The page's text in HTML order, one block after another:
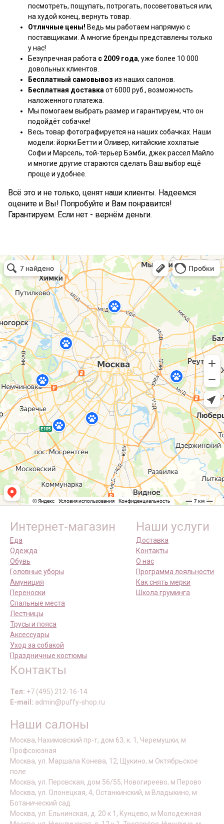
посмотреть, пощупать, потрогать, посоветоваться или,
на худой конец, вернуть товар.
Отличные цены! Ведь мы работаем напрямую с
поставщиками. А многие бренды представлены только
у нас!
Безупречная работа с 2009 года, уже более 10 000
довольных клиентов.
Бесплатный самовывоз из наших салонов.
Бесплатная доставка от 6000 руб., возможность
наложенного платежа.
Мы помогаем выбрать размер и гарантируем, что он
подойдёт собачке!
Весь товар фотографируется на наших собачках. Наши
модели: йорки Бетти и Оливер, китайские хохлатые
Софи и Марсель, той-терьер Бэмби, джек рассел Майло
и многие другие стараются сделать Ваш выбор ещё
проще и удобнее.
Всё это и не только, ценят наши клиенты. Надеемся
оцените и Вы! Попробуйте и Вам понравится!
Гарантируем. Если нет - вернём деньги.
Интернет-магазин
Еда
Одежда
Обувь
Головные уборы
Амуниция
Переноски
Спальные места
Лестницы
Трусы и пояса
Аксессуары
Уход за собакой
Праздничные костюмы
Наши услуги
Доставка
Контакты
О нас
Программа лояльности
Как снять мерки
Школа груминга
Контакты
Тел: +7 (495) 212-16-14
E-mail: admin@puffy-shop.ru
Наши салоны
Москва, Нахимовский пр-т, дом 63, к. 1, Черемушки, м
Профсоюзная
Москва, ул. Маршала Конева, 12, Щукино, м Октябрьское
поле
Москва, ул. Перовская, дом 56/55, Новогиреево, м Перово
Москва, ул. Олонецкая, 4, Останкинский, м Владыкино, м
Ботанический сад
Москва, ул. Ельнинская, д. 20 к 1, Кунцево, м Молодежная